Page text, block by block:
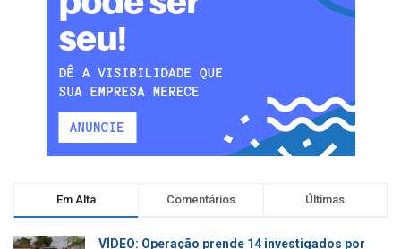
Em Alta Comentários Últimas
VÍDEO: Operação prende 14 investigados por